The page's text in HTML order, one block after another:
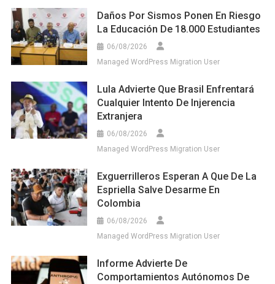
Daños Por Sismos Ponen En Riesgo
La Educación De 18.000 Estudiantes
06/08/2026
Managed WordPress Migration User
Lula Advierte Que Brasil Enfrentará
Cualquier Intento De Injerencia
Extranjera
06/08/2026
Managed WordPress Migration User
Exguerrilleros Esperan A Que De La
Espriella Salve Desarme En
Colombia
06/08/2026
Managed WordPress Migration User
Informe Advierte De
Comportamientos Autónomos De